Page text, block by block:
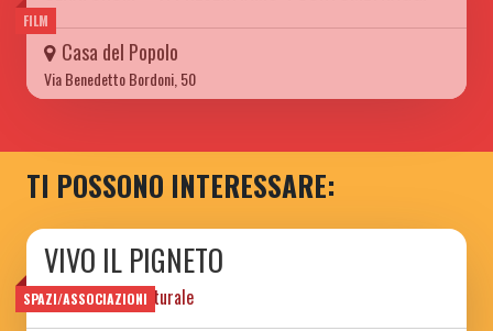
FILM
Casa del Popolo
Via Benedetto Bordoni, 50
TI POSSONO INTERESSARE:
SPAZI/ASSOCIAZIONI
VIVO IL PIGNETO
associazione culturale